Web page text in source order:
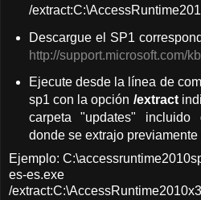
/
Descargue el SP1
http://support.microsoft.com/
Ejecute desde la línea de
sp1 con la opción /extract
carpeta "updates"
donde se extrajo previamente
Ejemplo:
es-es.exe
/